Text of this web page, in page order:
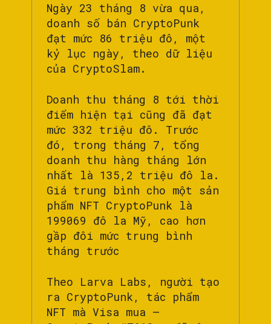
Ngày 23 tháng 8 vừa qua,
doanh số bán CryptoPunk
đạt mức 86 triệu đô, một
kỷ lục ngày, theo dữ liệu
của CryptoSlam.
Doanh thu tháng 8 tới thời
điểm hiện tại cũng đã đạt
mức 332 triệu đô. Trước
đó, trong tháng 7, tổng
doanh thu hàng tháng lớn
nhất là 135,2 triệu đô la.
Giá trung bình cho một sản
phẩm NFT CryptoPunk là
199069 đô la Mỹ, cao hơn
gầp đôi mức trung bình
tháng trước
Theo Larva Labs, người tạo
ra CryptoPunk, tác phẩm
NFT mà Visa mua –